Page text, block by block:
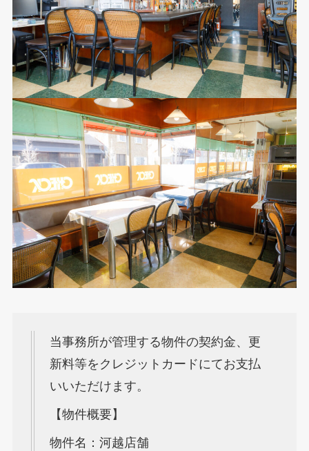
当事務所が管理する物件の契約金、更
新料等をクレジットカードにてお支払
いいただけます。
【物件概要】
物件名：河越店舗